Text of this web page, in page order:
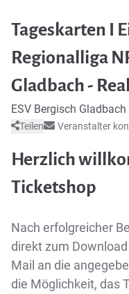
Tageskarten I
Regionalliga
Gladbach -
ESV Bergisch Gladbach
Teilen Veranstalter
Herzlich
Ticketshop
Nach erfolgreicher
direkt zum
Mail an die
die Möglichkeit, das